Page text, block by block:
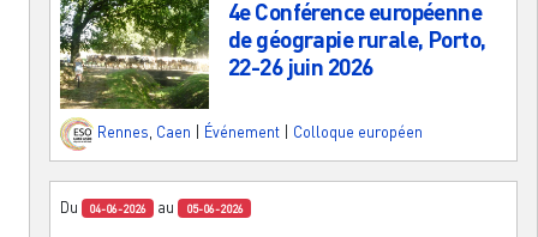
4e Conférence européenne
de géograpie rurale, Porto,
22-26 juin 2026
Rennes Caen Événement Colloque européen
Du 04-06-2026 au 05-06-2026